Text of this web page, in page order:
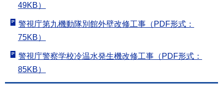
49KB）
警視庁第九機動隊別館外壁改修工事（PDF形式：
75KB）
警視庁警察学校冷温水発生機改修工事（PDF形式：
85KB）